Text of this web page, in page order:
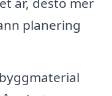
planering